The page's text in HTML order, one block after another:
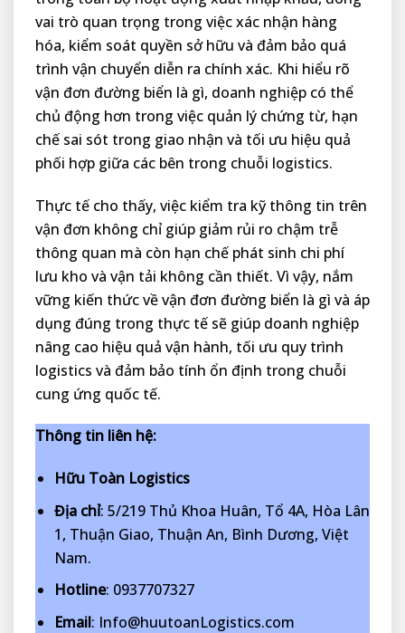
vai trò quan trọng trong việc xác nhận hàng
hóa, kiểm soát quyền sở hữu và đảm bảo quá
trình vận chuyển diễn ra chính xác. Khi hiểu rõ
vận đơn đường biển là gì, doanh nghiệp có thể
chủ động hơn trong việc quản lý chứng từ, hạn
chế sai sót trong giao nhận và tối ưu hiệu quả
phối hợp giữa các bên trong chuỗi logistics.
Thực tế cho thấy, việc kiểm tra kỹ thông tin trên
vận đơn không chỉ giúp giảm rủi ro chậm trễ
thông quan mà còn hạn chế phát sinh chi phí
lưu kho và vận tải không cần thiết. Vì vậy, nắm
vững kiến thức về vận đơn đường biển là gì và áp
dụng đúng trong thực tế sẽ giúp doanh nghiệp
nâng cao hiệu quả vận hành, tối ưu quy trình
logistics và đảm bảo tính ổn định trong chuỗi
cung ứng quốc tế.
Thông tin liên hệ:
Hữu Toàn Logistics
Địa chỉ: 5/219 Thủ Khoa Huân, Tổ 4A, Hòa Lân
1, Thuận Giao, Thuận An, Bình Dương, Việt
Nam.
Hotline: 0937707327
Email: Info@huutoanLogistics.com